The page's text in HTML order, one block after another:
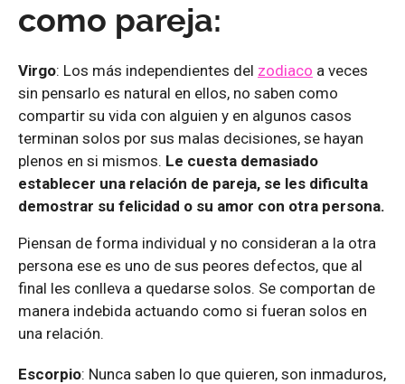
como pareja:
Virgo: Los más independientes del zodiaco a veces
sin pensarlo es natural en ellos, no saben como
compartir su vida con alguien y en algunos casos
terminan solos por sus malas decisiones, se hayan
plenos en si mismos. Le cuesta demasiado
establecer una relación de pareja, se les dificulta
demostrar su felicidad o su amor con otra persona.
Piensan de forma individual y no consideran a la otra
persona ese es uno de sus peores defectos, que al
final les conlleva a quedarse solos. Se comportan de
manera indebida actuando como si fueran solos en
una relación.
Escorpio: Nunca saben lo que quieren, son inmaduros,